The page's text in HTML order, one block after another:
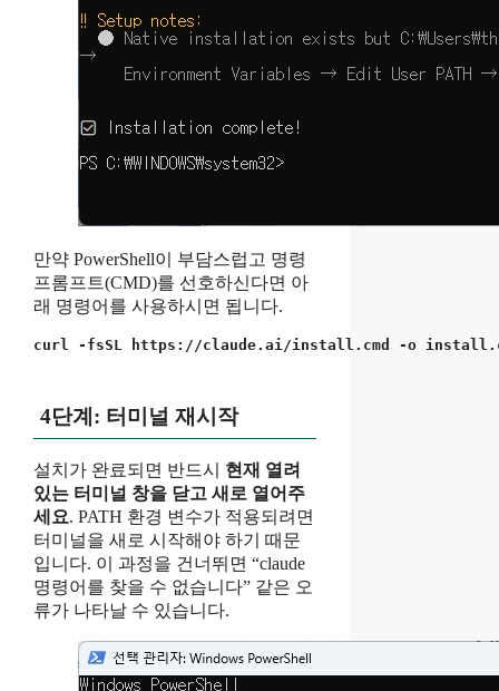
만약 PowerShell이 부담스럽고 명령
프롬프트(CMD)를 선호하신다면 아
래 명령어를 사용하시면 됩니다.
curl -fsSL https://claude.ai/install.cmd -o
4단계: 터미널 재시작
설치가 완료되면 반드시 현재 열려
있는 터미널 창을 닫고 새로 열어주
세요. PATH 환경 변수가 적용되려면
터미널을 새로 시작해야 하기 때문
입니다. 이 과정을 건너뛰면 “claude
명령어를 찾을 수 없습니다” 같은 오
류가 나타날 수 있습니다.